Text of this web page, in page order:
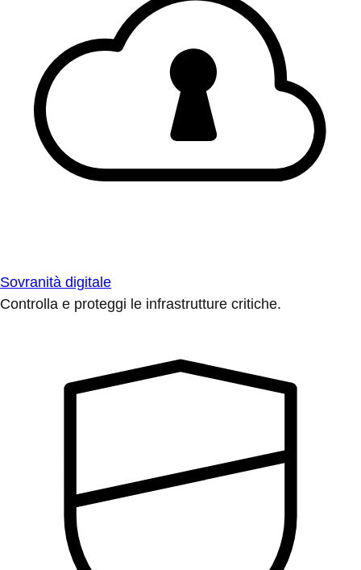
Sovranità digitale
Controlla e proteggi le infrastrutture critiche.